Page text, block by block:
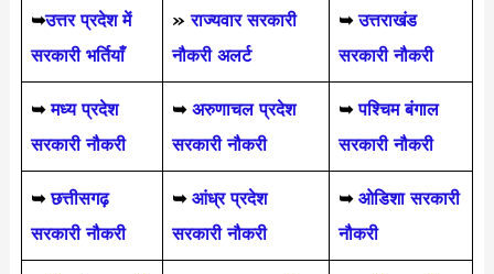
➥उत्तर प्रदेश में
सरकारी भर्तियाँ
»राज्यवार सरकारी
नौकरी अलर्ट
➥ उत्तराखंड
सरकारी नौकरी
➥ मध्य प्रदेश
सरकारी नौकरी
➥ अरुणाचल प्रदेश
सरकारी नौकरी
➥ पश्चिम बंगाल
सरकारी नौकरी
➥ छत्तीसगढ़
सरकारी नौकरी
➥ आंध्र प्रदेश
सरकारी नौकरी
➥ ओडिशा सरकारी
नौकरी